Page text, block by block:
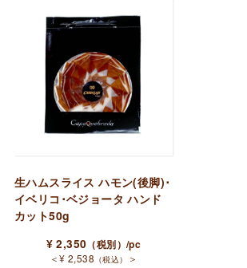
生ハムスライス ハモン(後脚)･
イベリコ･ベジョータ ハンド
カット50g
¥2,350 （税別） /pc
＜¥ 2,538 （税込） ＞